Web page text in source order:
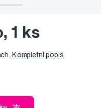
1 ks
Kompletní popis